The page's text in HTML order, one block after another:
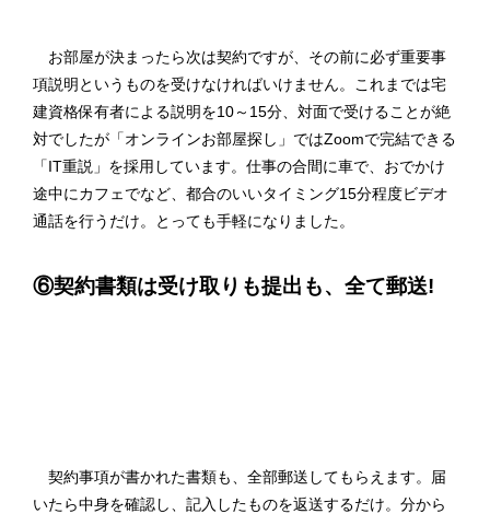
お部屋が決まったら次は契約ですが、その前に必ず重要事
項説明というものを受けなければいけません。これまでは宅
建資格保有者による説明を10～15分、対面で受けることが絶
対でしたが「オンラインお部屋探し」ではZoomで完結できる
「IT重説」を採用しています。仕事の合間に車で、おでかけ
途中にカフェでなど、都合のいいタイミング15分程度ビデオ
通話を行うだけ。とっても手軽になりました。
⑥契約書類は受け取りも提出も、全て郵送!
契約事項が書かれた書類も、全部郵送してもらえます。届
いたら中身を確認し、記入したものを返送するだけ。分から